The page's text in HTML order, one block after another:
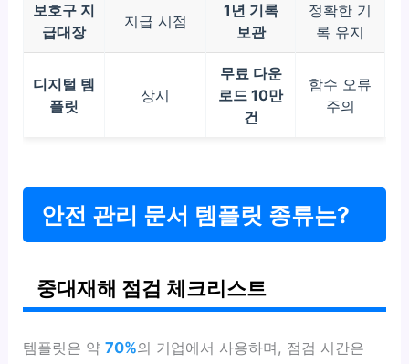
보호구 지
급대장
지급 시점
1년 기록
보관
정확한 기
록 유지
디지털 템
플릿
상시
무료 다운
로드 10만
건
함수 오류
주의
안전 관리 문서 템플릿 종류는?
중대재해 점검 체크리스트
템플릿은 약70%의 기업에서 사용하며, 점검 시간은